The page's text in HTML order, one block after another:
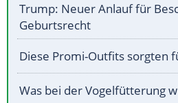
Trump: Neuer Anlauf für
Geburtsrecht
Diese Promi-Outfits sorgten
Was bei der Vogelfütterung